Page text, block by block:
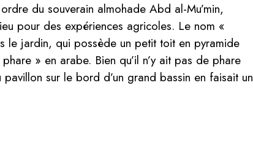
du souverain almohade Abd al-Mu’min,
pour des expériences agricoles. Le nom «
le jardin, qui possède un petit toit en pyramide
» en arabe. Bien qu’il n’y ait pas de phare
sur le bord d’un grand bassin en faisait un